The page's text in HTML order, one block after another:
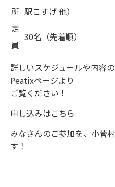
所 駅こすげ 他）
定
員
30名（先着順）
詳しいスケジュールや内容
Peatixページより
ご覧ください！
申し込みはこちら
みなさんのご参加を、小菅
す！